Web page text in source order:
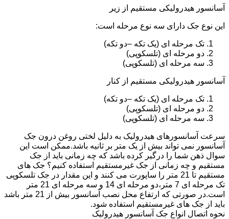
آسانسور هیدرولیکی مستقیم از زیر
این نوع جک دارای سه نوع مرحله است:
تک مرحله ای (یک تکه –دو تکه)
دو مرحله ای (تلسکوپی)
سه مرحله ای (تلسکوپی)
آسانسور هیدرولیکی مستقیم از کنار
تک مرحله ای (یک تکه –دو تکه)
دو مرحله ای (تلسکوپی)
سه مرحله ای (تلسکوپی)
سرعت آسانسورهای هیدرولیک به دلیل لختی روغن درون جک
آسانسور نمی تواند بیش از یک متر بر ثانیه باشد.ممکن است این
سوال ذهن شما را درگیر کرده باشد که چه زمانی باید از جک
مستقیم و چه زمانی از جک غیرمستقیم استفاده کنیم؟ جک های
مستقیم تا 21 متر را ساپورت می کنند و این مقدار در جک تلسکوپی
تک مرحله ای 7 متر،دو مرحله ای 14 و سه مرحله ای 21 متر
است.در صورتی که ارتفاع محل نصب آسانسور بیش از 21 متر باشد
باید از جک های غیرمستقیم استفاده شود.
نحوه اتصال انواع جک آسانسور هیدرولیک